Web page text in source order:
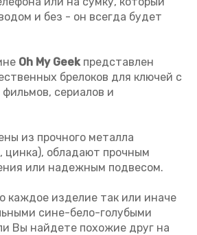
и без - он всегда будет
Oh My Geekпредставлен
брелоков для ключей с
сериалов и
из прочного металла
цинка), обладают прочным
или надежным подвесом.
каждое изделие так или иначе
сине-бело-голубыми
Вы найдете похожие друг на